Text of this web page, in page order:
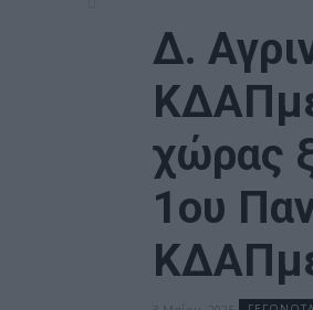
Δ.
χώρας
1ου